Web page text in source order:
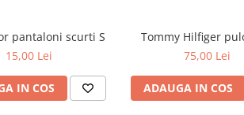
Tom Tailor pantaloni scurti S
15,00 Lei
IN COS
75,00 Lei
ADAUGA IN COS